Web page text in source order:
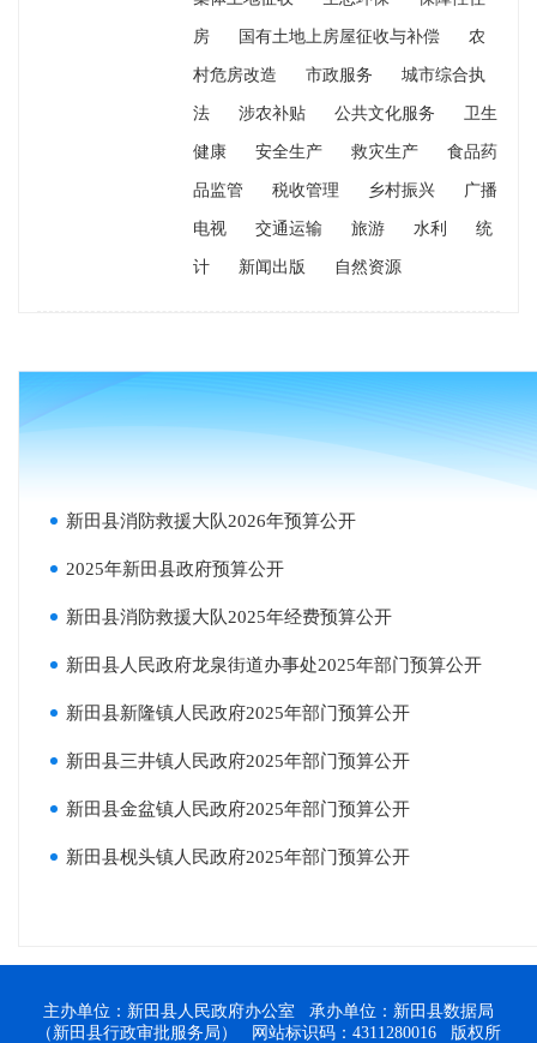
房 国有土地上房屋征收与补偿 农
村危房改造 市政服务 城市综合执
法 涉农补贴 公共文化服务 卫生
健康 安全生产 救灾生产 食品药
品监管 税收管理 乡村振兴 广播
电视 交通运输 旅游 水利 统
计 新闻出版 自然资源
新田县消防救援大队2026年预算公开
2025年新田县政府预算公开
新田县消防救援大队2025年经费预算公开
新田县人民政府龙泉街道办事处2025年部门预算公开
新田县新隆镇人民政府2025年部门预算公开
新田县三井镇人民政府2025年部门预算公开
新田县金盆镇人民政府2025年部门预算公开
新田县枧头镇人民政府2025年部门预算公开
主办单位：新田县人民政府办公室 承办单位：新田县数据局
（新田县行政审批服务局） 网站标识码：4311280016 版权所